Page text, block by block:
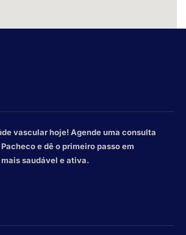
vascular hoje! Agende uma consulta
e dê o primeiro passo em
saudável e ativa.